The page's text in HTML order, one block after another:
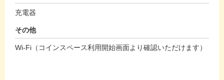
充電器
その他
Wi-Fi（コインスペース利用開始画面より確認いただけます）